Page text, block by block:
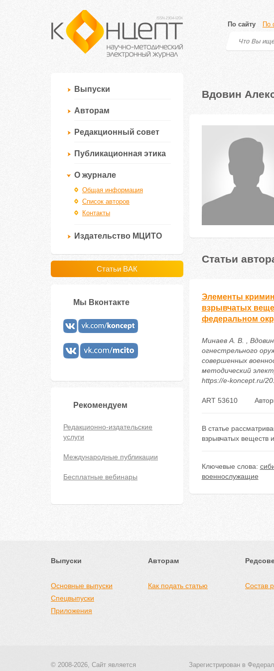
По сайту По
Выпуски
Авторам
Редакционный совет
Публикационная этика
О журнале
Общая информация
Список авторов
Контакты
Издательство МЦИТО
Статьи ВАК
Мы Вконтакте
Рекомендуем
Редакционно-издательские
услуги
Международные публикации
Бесплатные вебинары
Вдовин
Статьи
Элементы
взрывчатых
федеральном
Минаев А. В. ,
огнестрельного
совершенных
методический
https://e-koncept.ru/
ART 53610
В статье
взрывчатых веществ
Ключевые слова:
военнослужащие
Выпуски
Основные выпуски
Спецвыпуски
Приложения
Авторам
Как подать статью Состав
© 2008-2026, Сайт является
Зарегистрирован в